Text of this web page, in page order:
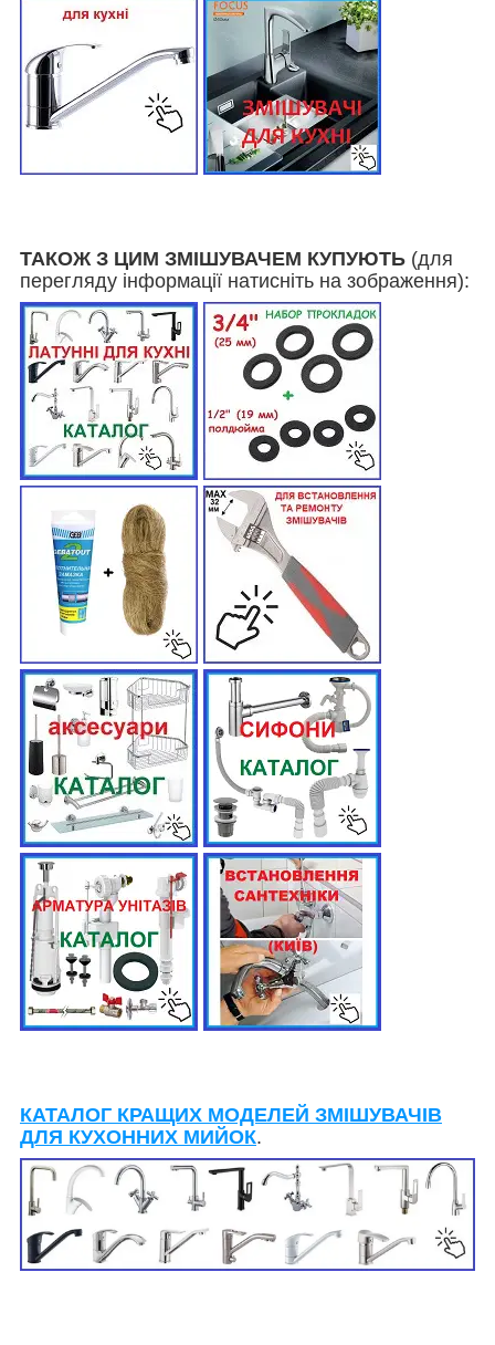
ТАКОЖ З ЦИМ ЗМІШУВАЧЕМ КУПУЮТЬ (для
перегляду інформації натисніть на зображення):
КАТАЛОГ КРАЩИХ МОДЕЛЕЙ ЗМІШУВАЧІВ
ДЛЯ КУХОННИХ МИЙОК.